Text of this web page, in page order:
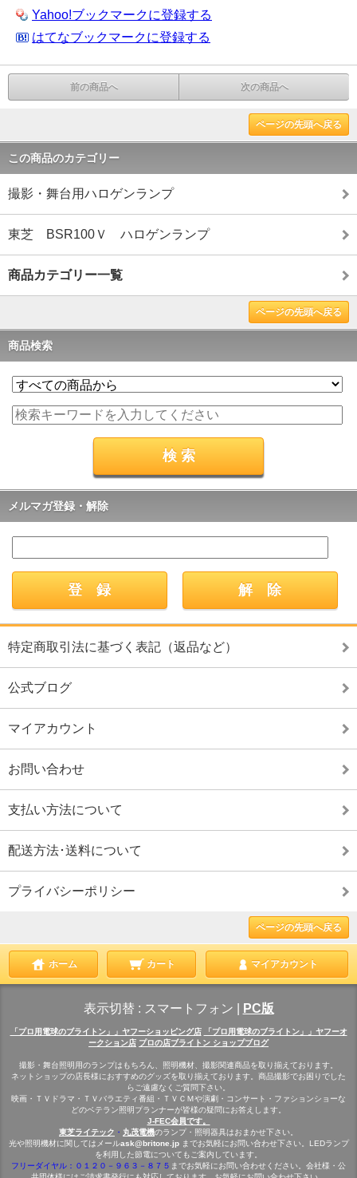
Yahoo!ブックマークに登録する
はてなブックマークに登録する
前の商品へ 次の商品へ
ページの先頭へ戻る
この商品のカテゴリー
撮影・舞台用ハロゲンランプ
東芝 BSR100Ｖ ハロゲンランプ
商品カテゴリー一覧
ページの先頭へ戻る
商品検索
メルマガ登録・解除
特定商取引法に基づく表記（返品など）
公式ブログ
マイアカウント
お問い合わせ
支払い方法について
配送方法･送料について
プライバシーポリシー
ページの先頭へ戻る
ホーム カート マイアカウント
表示切替 : スマートフォン PC版
「プロ用電球のブライトン」」ヤフーショッピング店
「プロ用電球のブライトン」」ヤフーオ
ークション店 プロの店ブライトン ショップブログ
撮影・舞台照明用のランプはもちろん、照明機材、撮影関連商品を取り揃えております。
ネットショップの店長様におすすめのグッズを取り揃えております。商品撮影でお困りでした
らご遠慮なくご質問下さい。
映画・ＴＶドラマ・ＴＶバラエティ番組・ＴＶＣＭや演劇・コンサート・ファションショーな
どのベテラン照明プランナーが皆様の疑問にお答えします。
J-FEC会員です。
東芝ライテック ・ 丸茂電機のランプ・照明器具はおまかせ下さい。
光や照明機材に関してはメールask@britone.jp までお気軽にお問い合わせ下さい。LEDランプ
を利用した節電についてもご案内しています。
フリーダイヤル：０１２０－９６３－８７５ までお気軽にお問い合わせください。会社様・公